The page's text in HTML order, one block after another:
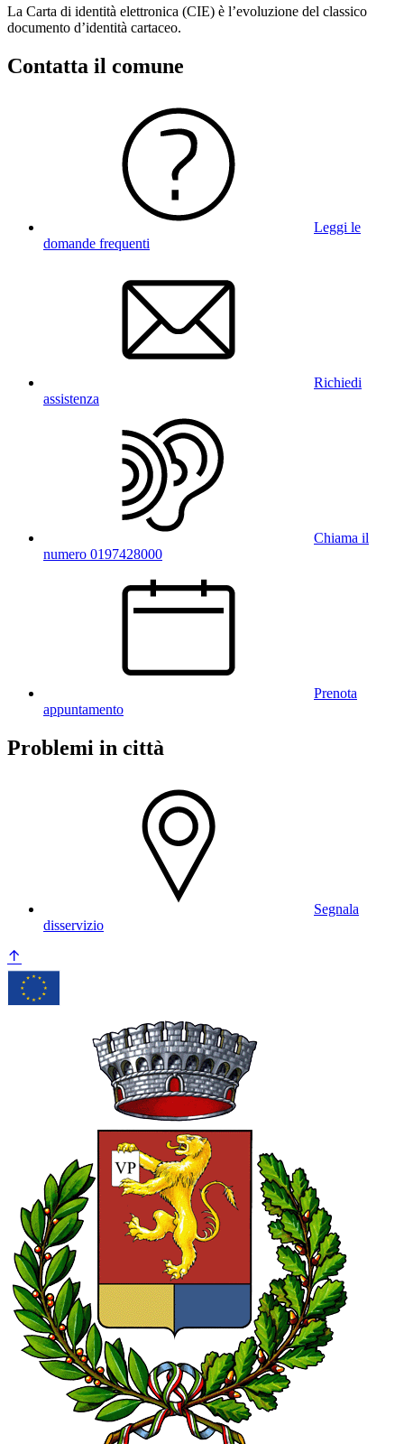
La Carta di identità elettronica (CIE) è l’evoluzione del classico
documento d’identità cartaceo.
Contatta il comune
Leggi le
domande frequenti
Richiedi
assistenza
Chiama il
numero 0197428000
Prenota
appuntamento
Problemi in città
Segnala
disservizio